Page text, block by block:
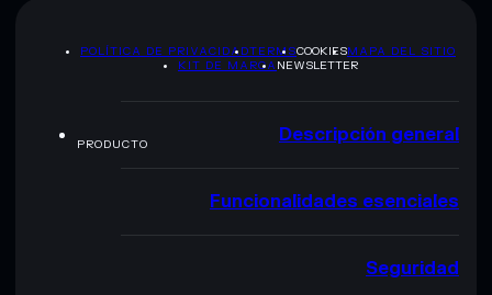
POLÍTICA DE PRIVACIDADTERMSCOOKIESMAPA DEL SITIO
KIT DE MARCA NEWSLETTER
PRODUCTO Descripción general
Funcionalidades esenciales
Seguridad